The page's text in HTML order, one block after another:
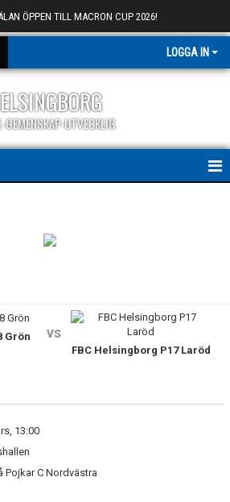
ÖPPEN TILL MACRON CUP 2026!
LOGGA IN
GEMENSKAP-UTVECKLIG
Grön vs
FBC Helsingborg P17 Laröd
13:00
Pojkar C Nordvästra